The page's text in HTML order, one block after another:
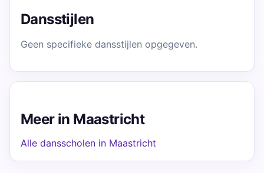
Dansstijlen
Geen specifieke dansstijlen opgegeven.
Meer in Maastricht
Alle dansscholen in Maastricht